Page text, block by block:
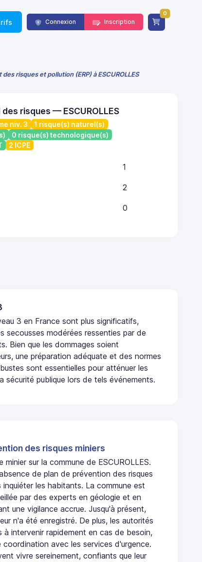
Connexion Inscription
0
risques et pollution (ERP) à ESCUROLLES
risques — ESCUROLLES
niv. 3
1 risque(s) naturel(s)
0 risque(s) technologique(s)
2 ICPE
1
2
0
3 en France sont plus significatifs,
secousses modérées ressenties par de
Bien que les dommages soient
une préparation adéquate et des normes
sont essentielles pour atténuer les
sécurité publique lors de tels événements.
des risques miniers
minier sur la commune de ESCUROLLES.
de plan de prévention des risques
les habitants. La commune est
par des experts en géologie et en
une vigilance accrue. Jusqu'à présent,
n'a été enregistré. De plus, les autorités
à intervenir rapidement en cas de besoin,
coordination avec les services d'urgence.
vivre sereinement, confiants que leur